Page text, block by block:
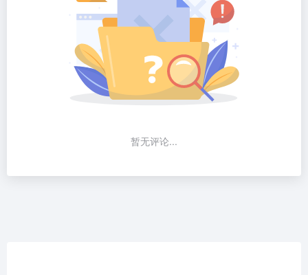
暂无评论...